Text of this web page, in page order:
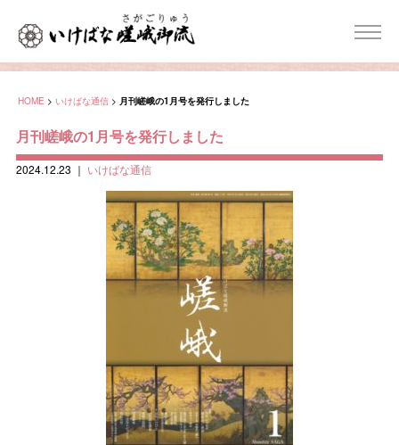
HOME > いけばな通信 > 月刊嵯峨の1月号を発行しました
月刊嵯峨の1月号を発行しました
2024.12.23 ｜ いけばな通信